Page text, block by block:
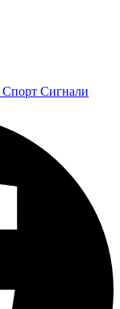
Спорт Сигнали